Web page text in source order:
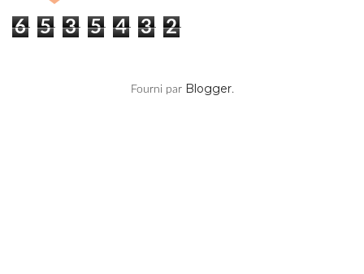
Fourni par